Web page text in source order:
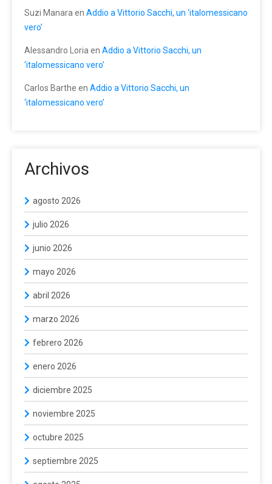
Suzi Manara en Addio a Vittorio Sacchi, un ‘italomessicano
vero’
Alessandro Loria en Addio a Vittorio Sacchi, un
‘italomessicano vero’
Carlos Barthe en Addio a Vittorio Sacchi, un
‘italomessicano vero’
Archivos
agosto 2026
julio 2026
junio 2026
mayo 2026
abril 2026
marzo 2026
febrero 2026
enero 2026
diciembre 2025
noviembre 2025
octubre 2025
septiembre 2025